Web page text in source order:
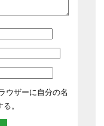
ウザーに自分の名
。